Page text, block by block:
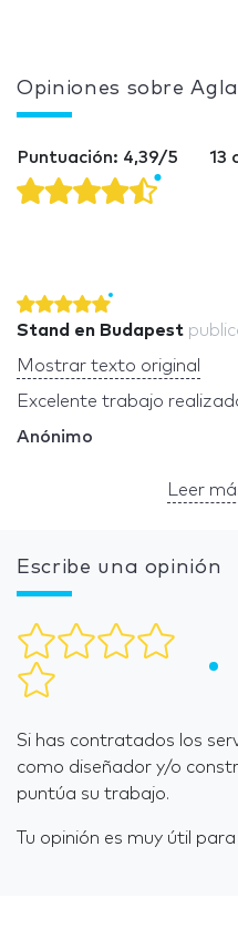
Opiniones sobre
Puntuación: 4,39/5 13
Stand en Budapest
Mostrar texto original
Excelente trabajo
Anónimo
Leer
Escribe una opinión
Si has contratados los
como diseñador y/o
puntúa su trabajo.
Tu opinión es muy útil